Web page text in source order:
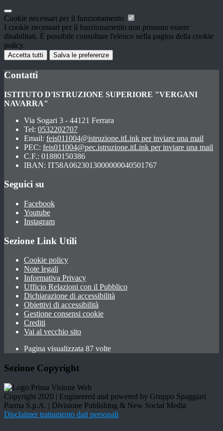
Cookie necessari per il funzionamento
I cookie necessari per il funzionamento non possono essere
disabilitati. È possibile consultare l'elenco nella pagina della cookie
policy.
Accetta tutti Salva le preferenze
Contatti
ISTITUTO D'ISTRUZIONE SUPERIORE "VERGANI
NAVARRA"
Via Sogari 3 - 44121 Ferrara
Tel: 0532202707
Email: feis011004@istruzione.itLink per inviare una mail
PEC: feis011004@pec.istruzione.itLink per inviare una mail
C.F.: 01880150386
IBAN: IT58A0623013000000040501767
Seguici su
Facebook
Youtube
Instagram
Sezione Link Utili
Cookie policy
Note legali
Informativa Privacy
Ufficio Relazioni con il Pubblico
Dichiarazione di accessibilità
Obiettivi di accessibilità
Gestione consensi cookie
Crediti
Vai al vecchio sito
Pagina visualizzata 87 volte
Sezione Copyright
Copyright 2020 | Engineered and powered by Gruppo Spaggiari
Parma S.p.A. | Divisione Publishing & New Social Media
Disclaimer trattamento dati personali